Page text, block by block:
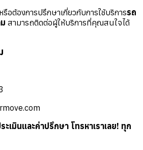
อต้องการปรึกษาเกี่ยวกับการใช้บริการรถ
สามารถติดต่อผู้ให้บริการที่คุณสนใจได้
เมินและคำปรึกษา โทรหาเราเลย! ทุก